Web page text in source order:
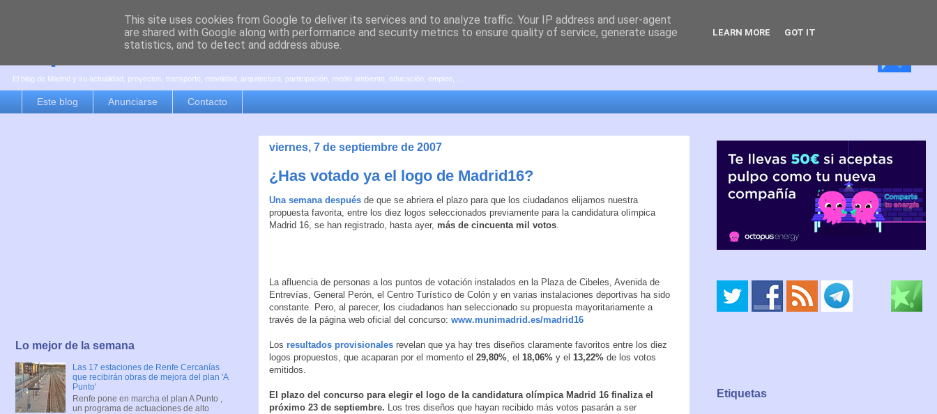
es por madrid
El blog de Madrid y su actualidad, proyectos, transporte, movilidad, arquitectura, participación, medio ambiente, educación, empleo, ...
Este blog Anunciarse Contacto
viernes, 7 de septiembre de 2007
¿Has votado ya el logo de Madrid16?
Una semana después de que se abriera el plazo para que los ciudadanos elijamos nuestra
propuesta favorita, entre los diez logos seleccionados previamente para la candidatura olímpica
Madrid 16, se han registrado, hasta ayer, más de cincuenta mil votos
La afluencia de personas a los puntos de votación instalados en la Plaza de Cibeles, Avenida de
Entrevías, General Perón, el Centro Turístico de Colón y en varias instalaciones deportivas ha sido
constante. Pero, al parecer, los ciudadanos han seleccionado su propuesta mayoritariamente a
través de la página web oficial del concurso: www.munimadrid.es/madrid16
Los resultados provisionales revelan que ya hay tres diseños claramente favoritos entre los diez
logos propuestos, que acaparan por el momento el 29,80% , el 18,06% y el 13,22% de los votos
emitidos.
El plazo del concurso para elegir el logo de la candidatura olímpica Madrid 16 finaliza el
próximo 23 de septiembre. Los tres diseños que hayan recibido más votos pasarán a ser
Lo mejor de la semana
Las 17 estaciones de Renfe Cercanías
que recibirán obras de mejora del plan 'A
Punto'
Renfe pone en marcha el plan A Punto ,
un programa de actuaciones de alto
Etiquetas
This site uses cookies from Google to deliver its services and to analyze traffic. Your IP address and user-agent
are shared with Google along with performance and security metrics to ensure quality of service, generate usage
statistics, and to detect and address abuse.
LEARN MORE GOT IT